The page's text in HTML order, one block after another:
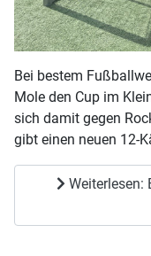
Bei bestem
Mole den Cup im
sich damit gegen
gibt einen neuen 12-